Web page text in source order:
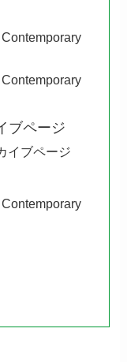
ブページ
イブページ